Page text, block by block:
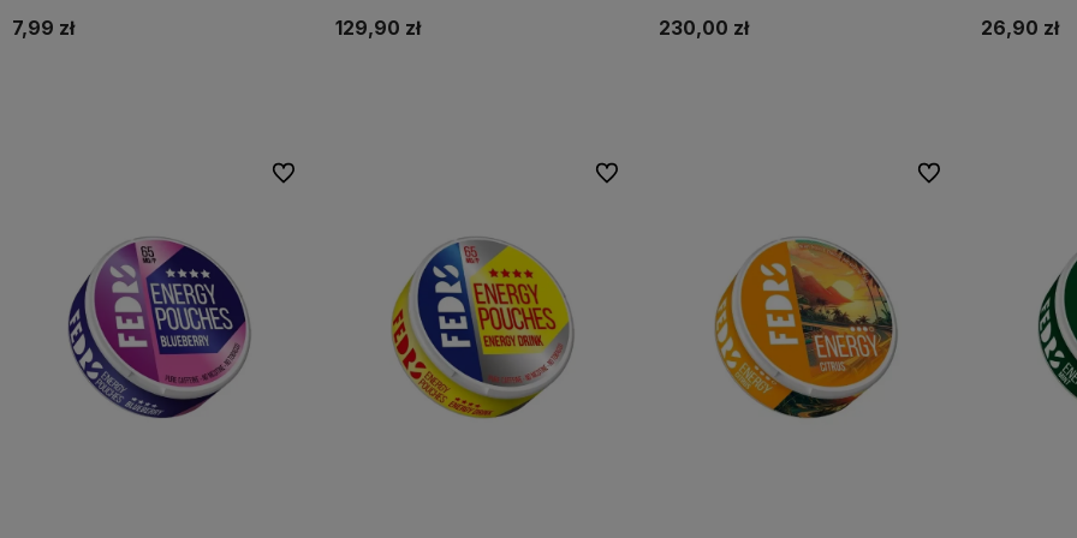
7,99 zł 129,90 zł 230,00 zł 26,90 zł
Do ulubionych Do ulubionych Do ulubionych